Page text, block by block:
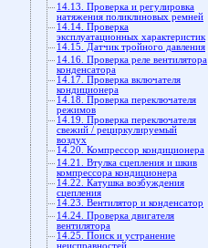
14.13. Проверка и регулировка
натяжения поликлиновых ремней
14.14. Проверка
эксплуатационных характеристик
14.15. Датчик тройного давления
14.16. Проверка реле вентилятора
конденсатора
14.17. Проверка включателя
кондиционера
14.18. Проверка переключателя
режимов
14.19. Проверка переключателя
свежий / рециркулируемый
воздух
14.20. Компрессор кондиционера
14.21. Втулка сцепления и шкив
компрессора кондиционера
14.22. Катушка возбуждения
сцепления
14.23. Вентилятор и конденсатор
14.24. Проверка двигателя
вентилятора
14.25. Поиск и устранение
неисправностей